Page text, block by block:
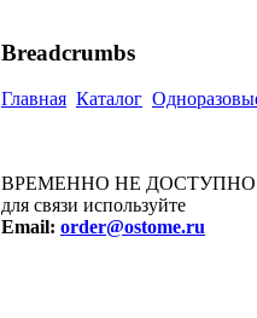
Breadcrumbs
Главная Каталог
ВРЕМЕННО НЕ ДОСТУПНО
для связи используйте
Email: order@ostome.ru